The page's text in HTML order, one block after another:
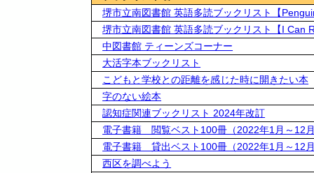
堺市立南図書館 英語多読ブックリスト【
堺市立南図書館 英語多読ブックリスト【I Can
中図書館 ティーンズコーナー
大活字本ブックリスト
こどもと学校との距離を感じた時に開きたい本
字のない絵本
認知症関連ブックリスト 2024年改訂
電子書籍 閲覧ベスト100冊（2022年1月～12
電子書籍 貸出ベスト100冊（2022年1月～12
西区を調べよう